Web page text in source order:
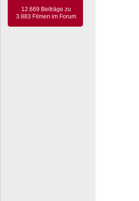
12.669 Beiträge zu
3.883 Filmen im Forum